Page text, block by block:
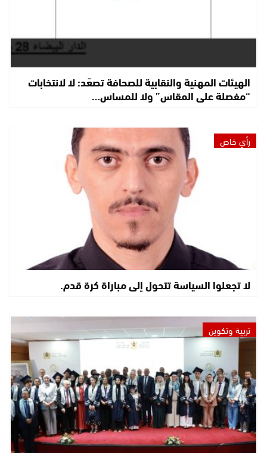
الهيئات المهنية والنقابية للصحافة تصعّد: لا لانتخابات
“مفصلة على المقاس” ولا للمساس…
رأي خاص
لا تجعلوا السياسة تتحول إلى مباراة كرة قدم.
تربية وتكوين